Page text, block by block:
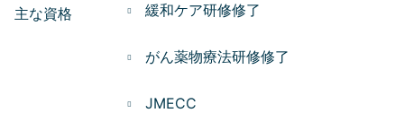
主な資格 緩和ケア研修修了
がん薬物療法研修修了
JMECC